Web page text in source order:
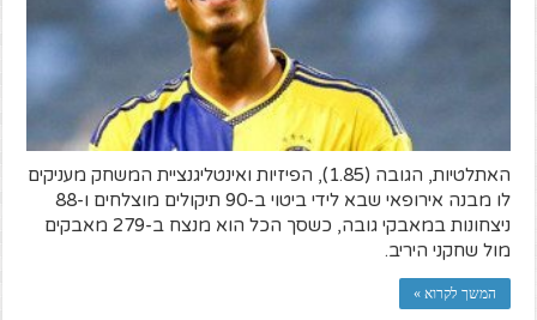
האתלטיות, הגובה (1.85), הפיזיות ואינטליגנציית המשחק מעניקים
לו מבנה אירופאי שבא לידי ביטוי ב-90 תיקולים מוצלחים ו-88
ניצחונות במאבקי גובה, כשסך הכל הוא מנצח ב-279 מאבקים
מול שחקני היריב.
המשך לקרוא »